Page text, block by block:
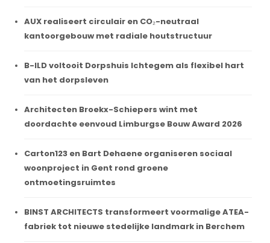
AUX realiseert circulair en CO₂-neutraal
kantoorgebouw met radiale houtstructuur
B-ILD voltooit Dorpshuis Ichtegem als flexibel hart
van het dorpsleven
Architecten Broekx-Schiepers wint met
doordachte eenvoud Limburgse Bouw Award 2026
Carton123 en Bart Dehaene organiseren sociaal
woonproject in Gent rond groene
ontmoetingsruimtes
BINST ARCHITECTS transformeert voormalige ATEA-
fabriek tot nieuwe stedelijke landmark in Berchem